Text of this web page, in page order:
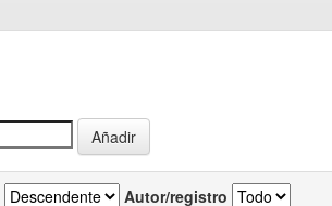
Autor/registro